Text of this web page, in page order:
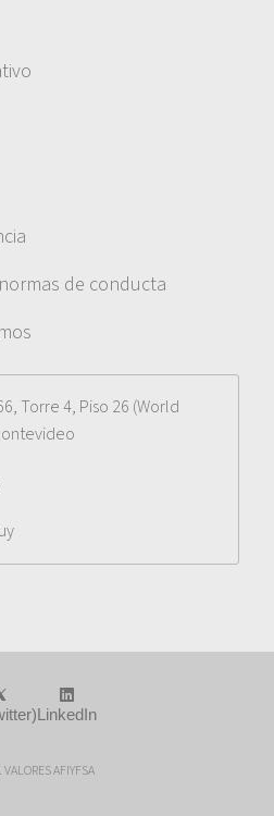
de conducta
Torre 4, Piso 26 (World
AFIYFSA
LinkedIn